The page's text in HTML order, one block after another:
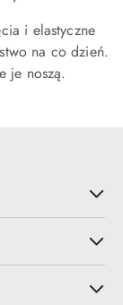
i elastyczne
na co dzień.
je noszą.